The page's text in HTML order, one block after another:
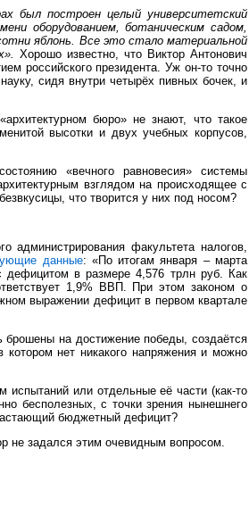
был построен целый университетский
оборудованием, ботаническим садом,
яблонь. Все это стало материальной
Хорошо известно, что Виктор Антонович
российского президента. Уж он-то точно
сидя внутри четырёх пивных бочек, и
бюро» не знают, что такое
высотки и двух учебных корпусов,
«вечного равновесия» системы
взглядом на происходящее с
что творится у них под носом?
администрирования факультета налогов,
данные: «По итогам января – марта
в размере 4,576 трлн руб. Как
1,9% ВВП. При этом законом о
выражении дефицит в первом квартале
на достижение победы, создаётся
котором нет никакого напряжения и можно
испытаний или отдельные её части (как-то
бесполезных, с точки зрения нынешнего
бюджетный дефицит?
не задался этим очевидным вопросом.